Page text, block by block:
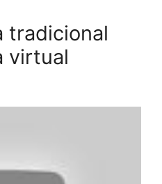
tradicional
virtual